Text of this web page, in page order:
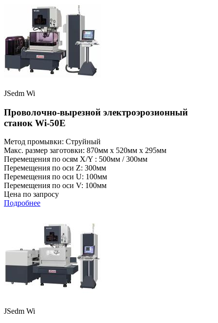
JSedm Wi
Проволочно-вырезной электроэрозионный
станок Wi-50E
Метод промывки: Струйный
Макс. размер заготовки: 870мм x 520мм x 295мм
Перемещения по осям X/Y : 500мм / 300мм
Перемещения по оси Z: 300мм
Перемещения по оси U: 100мм
Перемещения по оси V: 100мм
Цена по запросу
Подробнее
JSedm Wi